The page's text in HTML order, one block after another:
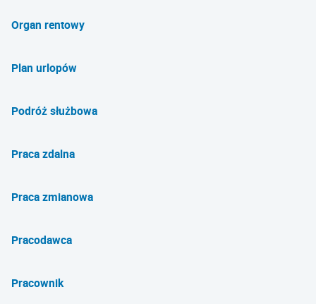
Organ rentowy
Plan urlopów
Podróż służbowa
Praca zdalna
Praca zmianowa
Pracodawca
Pracownik